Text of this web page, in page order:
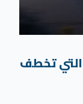
التي تخطف